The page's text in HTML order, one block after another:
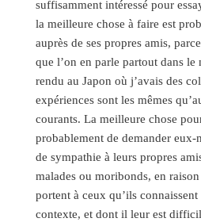
suffisamment intéressé pour
la meilleure chose à faire est
auprès de ses propres amis,
que l’on en parle partout dans le
rendu au Japon où j’avais des
expériences sont les mêmes
courants. La meilleure chose
probablement de demander eux-
de sympathie à leurs propres
malades ou moribonds, en
portent à ceux qu’ils
contexte, et dont il leur est